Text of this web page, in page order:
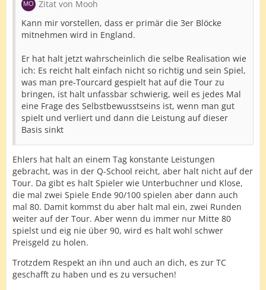
Zitat von Mooh
Kann mir vorstellen, dass er primär die 3er Blöcke
mitnehmen wird in England.
Er hat halt jetzt wahrscheinlich die selbe Realisation wie
ich: Es reicht halt einfach nicht so richtig und sein Spiel,
was man pre-Tourcard gespielt hat auf die Tour zu
bringen, ist halt unfassbar schwierig, weil es jedes Mal
eine Frage des Selbstbewusstseins ist, wenn man gut
spielt und verliert und dann die Leistung auf dieser
Basis sinkt
Ehlers hat halt an einem Tag konstante Leistungen
gebracht, was in der Q-School reicht, aber halt nicht auf der
Tour. Da gibt es halt Spieler wie Unterbuchner und Klose,
die mal zwei Spiele Ende 90/100 spielen aber dann auch
mal 80. Damit kommst du aber halt mal ein, zwei Runden
weiter auf der Tour. Aber wenn du immer nur Mitte 80
spielst und eig nie über 90, wird es halt wohl schwer
Preisgeld zu holen.
Trotzdem Respekt an ihn und auch an dich, es zur TC
geschafft zu haben und es zu versuchen!